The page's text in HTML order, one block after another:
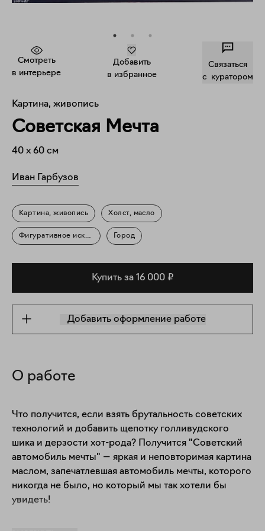
Смотреть
в интерьере
Добавить
в избранное
Связаться
c куратором
Картина, живопись
Советская Мечта
40 x 60 см
Иван Гарбузов
Картина, живопись Холст, масло
Фигуративное искусство Город
Купить за 16 000 ₽
Добавить оформление работе
О работе
Что получится, если взять брутальность советских
технологий и добавить щепотку голливудского
шика и дерзости хот-рода? Получится "Советский
автомобиль мечты" — яркая и неповторимая картина
маслом, запечатлевшая автомобиль мечты, которого
никогда не было, но который мы так хотели бы
увидеть!